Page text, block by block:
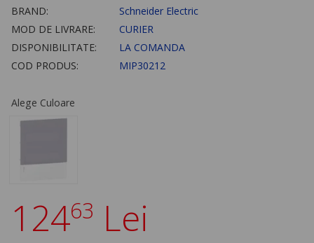
BRAND:
Schneider Electric
MOD DE LIVRARE:
CURIER
DISPONIBILITATE:
LA COMANDA
COD PRODUS:
MIP30212
Alege Culoare
12463 Lei